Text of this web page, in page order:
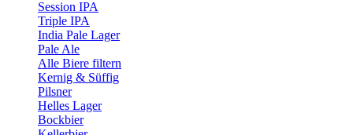
Session IPA
Triple IPA
India Pale Lager
Pale Ale
Alle Biere filtern
Kernig & Süffig
Pilsner
Helles Lager
Bockbier